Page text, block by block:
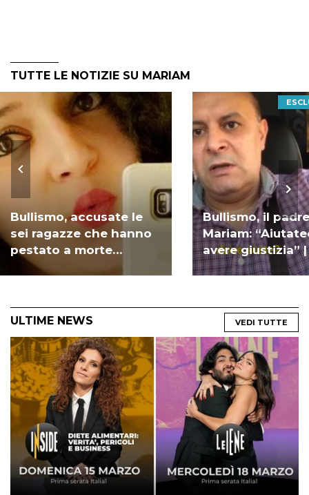
TUTTE LE NOTIZIE SU MARIAM
Bullismo, accusate le
sei ragazze che hanno
pestato a morte
Mariam
Bullismo, il
Mariam:
avere giustizia” |
ULTIME NEWS VEDI TUTTE